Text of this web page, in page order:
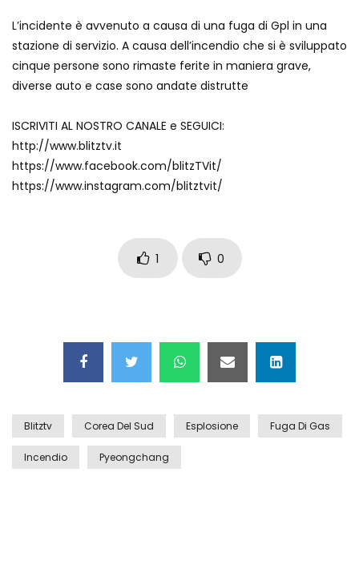
Record di baci in 30 secondi
Auto coperta dal letame dopo
Nei casinò arriva il cambio oro
Esplode cabina elettrica sotterranea
Grattacielo crolla per un incendio
L’incidente è avvenuto a causa di una fuga di Gpl in una
stazione di servizio. A causa dell’incendio che si è sviluppato
cinque persone sono rimaste ferite in maniera grave,
diverse auto e case sono andate distrutte
ISCRIVITI AL NOSTRO CANALE e SEGUICI:
http://www.blitztv.it
https://www.facebook.com/blitzTVit/
https://www.instagram.com/blitztvit/
1 0
Blitztv Corea Del Sud Esplosione Fuga Di Gas
Incendio Pyeongchang